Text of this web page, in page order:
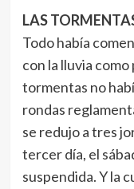
LAS
Todo había
con la lluvia
tormentas no
rondas
se redujo a tres
tercer día, el
suspendida. Y la